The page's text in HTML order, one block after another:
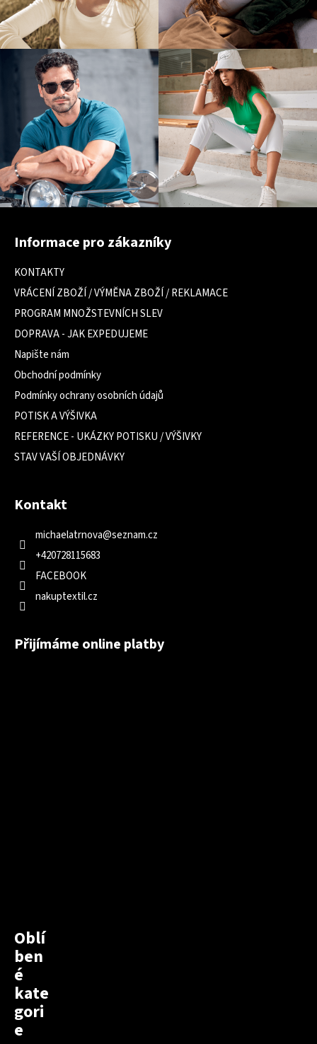
Z
Informace pro zákazníky
KONTAKTY
VRÁCENÍ ZBOŽÍ / VÝMĚNA ZBOŽÍ / REKLAMACE
PROGRAM MNOŽSTEVNÍCH SLEV
DOPRAVA - JAK EXPEDUJEME
Napište nám
Obchodní podmínky
Podmínky ochrany osobních údajů
POTISK A VÝŠIVKA
REFERENCE - UKÁZKY POTISKU / VÝŠIVKY
STAV VAŠÍ OBJEDNÁVKY
Kontakt
michaelatrnova@seznam.cz
+420728115683
FACEBOOK
nakuptextil.cz
Přijímáme online platby
Oblí
ben
é
kate
gori
e